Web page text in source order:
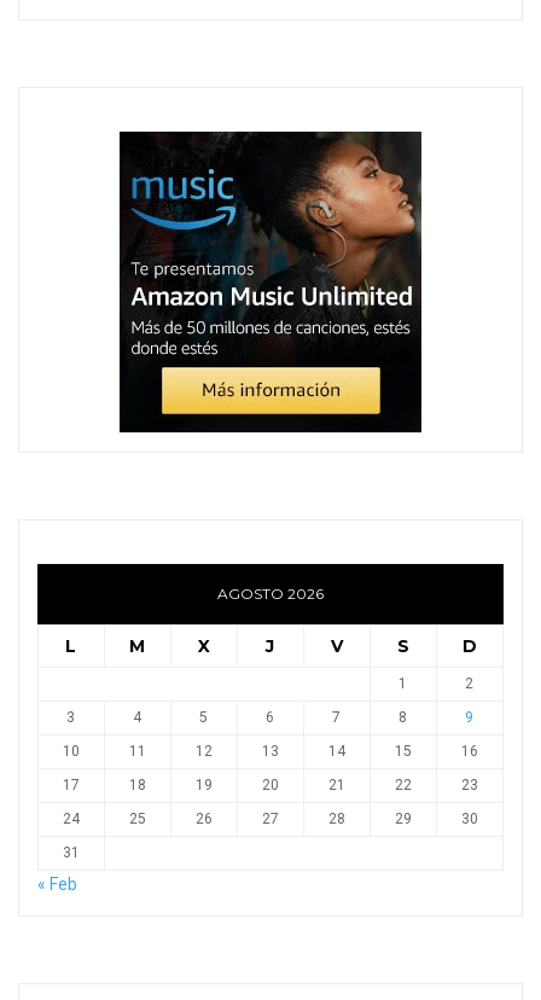
AGOSTO 2026
L M X J V S D
1
2
3
4 5 6 7 8
9
10
11 12 13 14 15
16
17
18 19 20 21 22
23
24
25 26 27 28 29
30
31
« Feb